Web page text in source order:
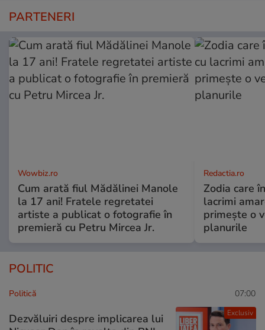
PARTENERI
Wowbiz.ro
Cum arată fiul Mădălinei Manole
la 17 ani! Fratele regretatei
artiste a publicat o fotografie în
premieră cu Petru Mircea Jr.
Redactia.ro
Zodia care
lacrimi
primește o
planurile
POLITIC
Exclusiv
Politică 07:00
Dezvăluiri despre implicarea lui